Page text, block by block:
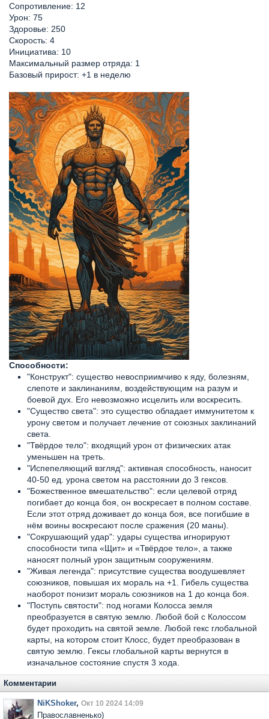
Сопротивление: 12
Урон: 75
Здоровье: 250
Скорость: 4
Инициатива: 10
Максимальный размер отряда: 1
Базовый прирост: +1 в неделю
Способности:
"Конструкт": существо невосприимчиво к яду, болезням,
слепоте и заклинаниям, воздействующим на разум и
боевой дух. Его невозможно исцелить или воскресить.
"Существо света": это существо обладает иммунитетом к
урону светом и получает лечение от союзных заклинаний
света.
"Твёрдое тело": входящий урон от физических атак
уменьшен на треть.
"Испепеляющий взгляд": активная способность, наносит
40-50 ед. урона светом на расстоянии до 3 гексов.
"Божественное вмешательство": если целевой отряд
погибает до конца боя, он воскресает в полном составе.
Если этот отряд доживает до конца боя, все погибшие в
нём воины воскресают после сражения (20 маны).
"Сокрушающий удар": удары существа игнорируют
способности типа «Щит» и «Твёрдое тело», а также
наносят полный урон защитным сооружениям.
"Живая легенда": присутствие существа воодушевляет
союзников, повышая их мораль на +1. Гибель существа
наоборот понизит мораль союзников на 1 до конца боя.
"Поступь святости": под ногами Колосса земля
преобразуется в святую землю. Любой бой с Колоссом
будет проходить на святой земле. Любой гекс глобальной
карты, на котором стоит Клосс, будет преобразован в
святую землю. Гексы глобальной карты вернутся в
изначальное состояние спустя 3 хода.
Комментарии
NiKShoker, Окт 10 2024 14:09
Православненько)